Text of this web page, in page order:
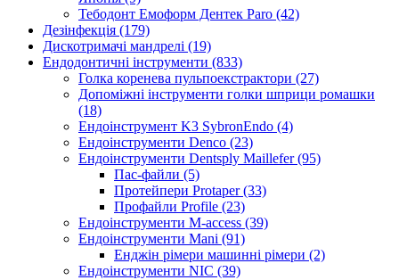
Тебодонт Емоформ Дентек Paro (42)
Дезінфекція (179)
Дискотримачі мандрелі (19)
Ендодонтичні інструменти (833)
Голка коренева пульпоекстрактори (27)
Допоміжні інструменти голки шприци ромашки
(18)
Ендоінструмент K3 SybronEndo (4)
Ендоінструменти Denco (23)
Ендоінструменти Dentsply Maillefer (95)
Пас-файли (5)
Протейпери Protaper (33)
Профайли Profile (23)
Ендоінструменти M-access (39)
Ендоінструменти Mani (91)
Енджін рімери машинні рімери (2)
Ендоінструменти NIC (39)